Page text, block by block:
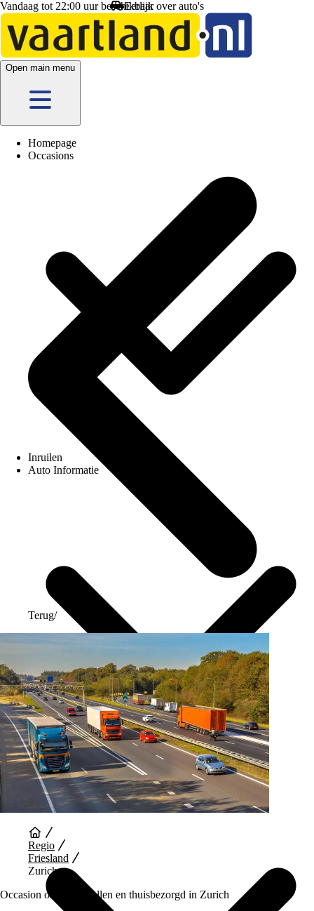
Vandaag tot 22:00 uur beschikbaar
Open main menu
Homepage
Occasions
Inruilen
Auto Informatie
Auto Diensten
Terug/
Regio
Friesland
Zurich
Occasion online bestellen en thuisbezorgd in Zurich